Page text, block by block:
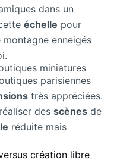
dans un
échelle pour
enneigés
miniatures
parisiennes
très appréciées.
des scènes de
réduite mais
création libre